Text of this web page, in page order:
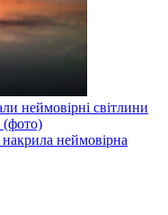
неймовірні світлини
(фото)
неймовірна